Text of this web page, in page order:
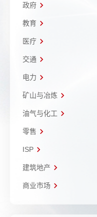
政府
教育
医疗
交通
电力
矿山与冶炼
油气与化工
零售
ISP
建筑地产
商业市场